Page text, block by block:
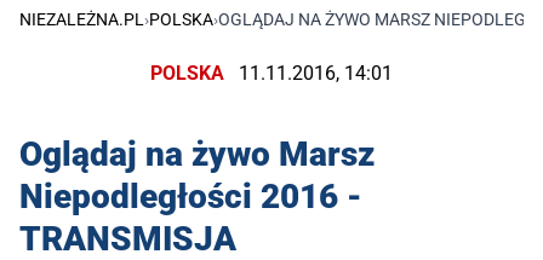
NIEZALEŻNA.PL ›POLSKA›OGLĄDAJ NA ŻYWO MARSZ
POLSKA 11.11.2016, 14:01
Oglądaj na żywo Marsz
Niepodległości 2016 -
TRANSMISJA